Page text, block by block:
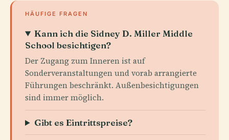
HÄUFIGE FRAGEN
Kann ich die Sidney D. Miller Middle
School besichtigen?
Der Zugang zum Inneren ist auf
Sonderveranstaltungen und vorab arrangierte
Führungen beschränkt. Außenbesichtigungen
sind immer möglich.
Gibt es Eintrittspreise?